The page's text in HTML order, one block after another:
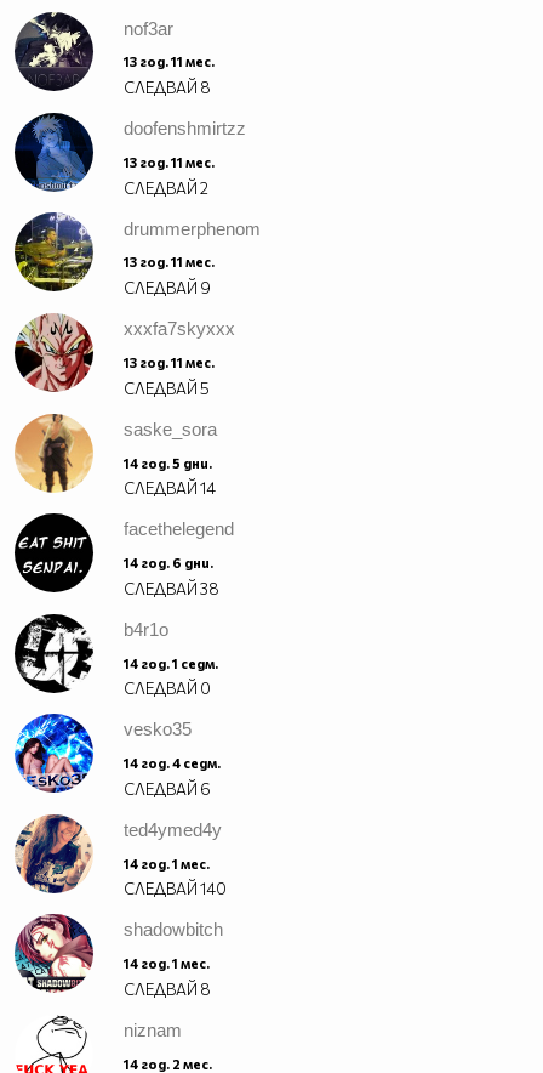
nof3ar
13 год. 11 мес.
СЛЕДВАЙ 8
doofenshmirtzz
13 год. 11 мес.
СЛЕДВАЙ2
drummerphenom
13 год. 11 мес.
СЛЕДВАЙ 9
xxxfa7skyxxx
13 год. 11 мес.
СЛЕДВАЙ5
saske_sora
14 год. 5 дни.
СЛЕДВАЙ14
facethelegend
14 год. 6 дни.
СЛЕДВАЙ38
b4r1o
14 год. 1 седм.
СЛЕДВАЙ 0
vesko35
14 год. 4 седм.
СЛЕДВАЙ 6
ted4ymed4y
14 год. 1 мес.
СЛЕДВАЙ140
shadowbitch
14 год. 1 мес.
СЛЕДВАЙ 8
niznam
14 год. 2 мес.